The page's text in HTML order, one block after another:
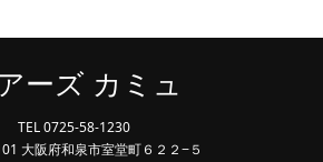
ーズ カミュ
TEL 0725-58-1230
大阪府和泉市室堂町６２２−５